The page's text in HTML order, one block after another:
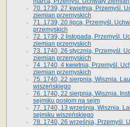
70. 1739, 27 kwietnia, Przemyśl.
ziemian przemyskich
71. 1739, 20 lipca, Przemyśl.
przemyskich
72. 1739, 2 listopada, Przemyśl.
ziemian przemyskich
73. 1740, 26 stycznia, Przemyśl.
ziemian przemyskich
74. 1740, 4 kwietnia, Przemyśl.
ziemian przemyskich
75. 1740, 22 sierpnia, Wisznia.
wiszeńskiego
76. 1740, 22 sierpnia, Wisznia.
sejmiku posłom na sejm
77. 1740, 13 września, Wisznia.
sejmiku wiszeńskiego
78. 1740, 26 września, Przemyśl.